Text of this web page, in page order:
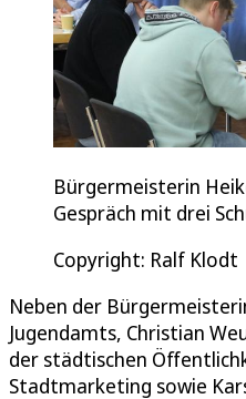
Bürgermeisterin
Gespräch mit drei
Copyright: Ralf Klodt
Neben der
Jugendamts, Christian
der städtischen
Stadtmarketing sowie